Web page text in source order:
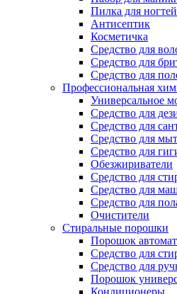
Пилка для ногтей
Антисептик
Косметичка
Средство для
Средство для
Средство для
Профессиональная
Универсальное
Средство для
Средство для
Средство для
Средство для
Обезжириватели
Средство для
Средство для
Средство для
Очистители
Стиральные порошки
Порошок автомат
Средство для
Средство для
Порошок
Кондиционеры